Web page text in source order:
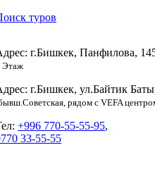
туров
г.Бишкек, Панфилова,
Этаж
г.Бишкек, ул.Байтик
рядом с VEFA
+996 770-55-55-95,
33-55-55